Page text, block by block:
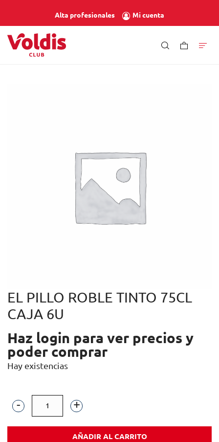
Alta profesionales Mi cuenta
EL PILLO ROBLE TINTO 75CL
CAJA 6U
Haz login para ver precios y
poder comprar
Hay existencias
EL
PILLO
AÑADIR AL CARRITO